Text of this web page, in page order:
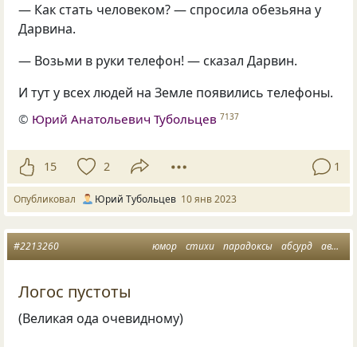
— Как стать человеком? — спросила обезьяна у
Дарвина.
— Возьми в руки телефон! — сказал Дарвин.
И тут у всех людей на Земле появились телефоны.
© Юрий Анатольевич Тубольцев 7137
15 2 1
Опубликовал Юрий Тубольцев 10 янв 2023
юмор стихи парадоксы абсурд авангард
#2213260
Логос пустоты
(Великая ода очевидному)